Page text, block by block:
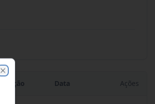
Situação Data Ações
Close